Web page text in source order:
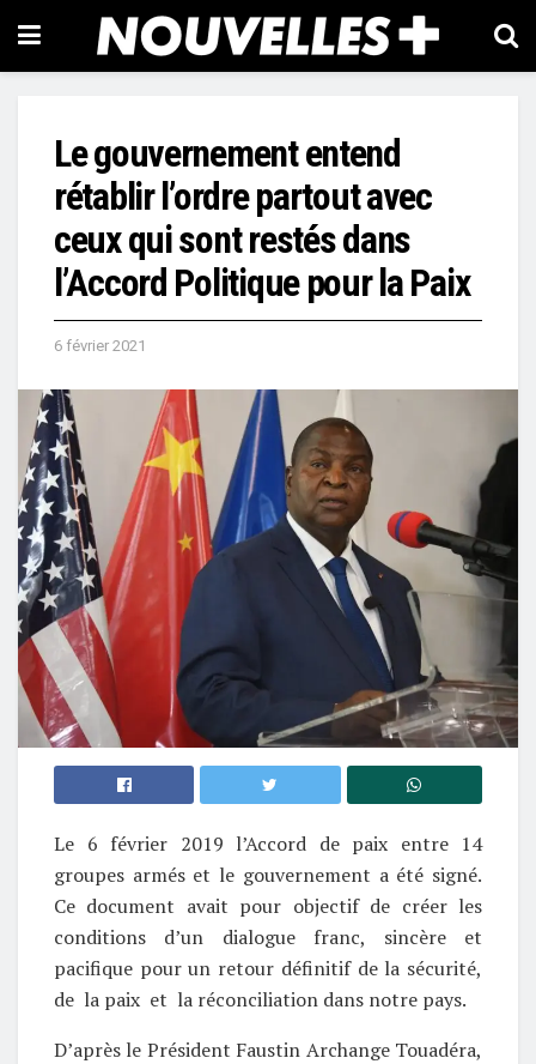
Le gouvernement entend
rétablir l’ordre partout avec
ceux qui sont restés dans
l’Accord Politique pour la Paix
6 février 2021
Le 6 février 2019 l’Accord de paix entre 14
groupes armés et le gouvernement a été signé.
Ce document avait pour objectif de créer les
conditions d’un dialogue franc, sincère et
pacifique pour un retour définitif de la sécurité,
de la paix et la réconciliation dans notre pays.
D’après le Président Faustin Archange Touadéra,